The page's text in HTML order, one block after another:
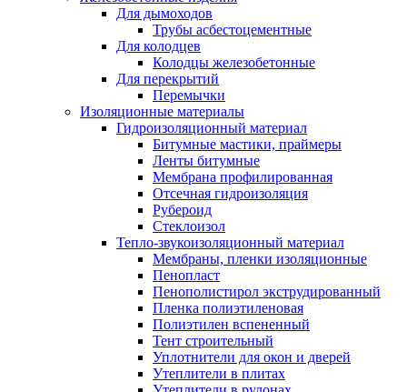
Для дымоходов
Трубы асбестоцементные
Для колодцев
Колодцы железобетонные
Для перекрытий
Перемычки
Изоляционные материалы
Гидроизоляционный материал
Битумные мастики, праймеры
Ленты битумные
Мембрана профилированная
Отсечная гидроизоляция
Рубероид
Стеклоизол
Тепло-звукоизоляционный материал
Мембраны, пленки изоляционные
Пенопласт
Пенополистирол экструдированный
Пленка полиэтиленовая
Полиэтилен вспененный
Тент строительный
Уплотнители для окон и дверей
Утеплители в плитах